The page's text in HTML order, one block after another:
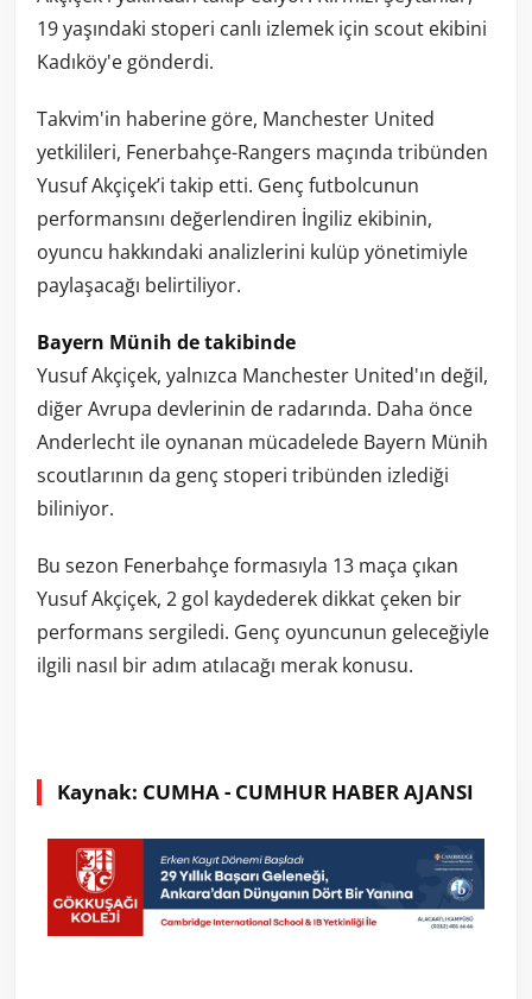
19 yaşındaki stoperi canlı izlemek için scout ekibini
Kadıköy'e gönderdi.
Takvim'in haberine göre, Manchester United
yetkilileri, Fenerbahçe-Rangers maçında tribünden
Yusuf Akçiçek’i takip etti. Genç futbolcunun
performansını değerlendiren İngiliz ekibinin,
oyuncu hakkındaki analizlerini kulüp yönetimiyle
paylaşacağı belirtiliyor.
Bayern Münih de takibinde
Yusuf Akçiçek, yalnızca Manchester United'ın değil,
diğer Avrupa devlerinin de radarında. Daha önce
Anderlecht ile oynanan mücadelede Bayern Münih
scoutlarının da genç stoperi tribünden izlediği
biliniyor.
Bu sezon Fenerbahçe formasıyla 13 maça çıkan
Yusuf Akçiçek, 2 gol kaydederek dikkat çeken bir
performans sergiledi. Genç oyuncunun geleceğiyle
ilgili nasıl bir adım atılacağı merak konusu.
Kaynak: CUMHA - CUMHUR HABER AJANSI